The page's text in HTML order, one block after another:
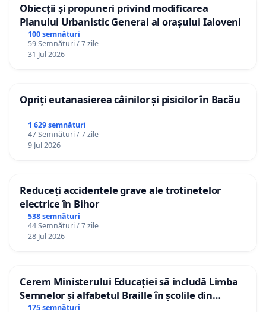
Obiecții și propuneri privind modificarea
Planului Urbanistic General al orașului Ialoveni
100 semnături
59 Semnături / 7 zile
31 Jul 2026
Opriți eutanasierea câinilor și pisicilor în Bacău
1 629 semnături
47 Semnături / 7 zile
9 Jul 2026
Reduceți accidentele grave ale trotinetelor
electrice în Bihor
538 semnături
44 Semnături / 7 zile
28 Jul 2026
Cerem Ministerului Educației să includă Limba
Semnelor și alfabetul Braille în școlile din
Republica Moldova!
175 semnături